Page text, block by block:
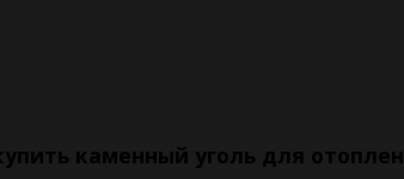
каменный уголь для